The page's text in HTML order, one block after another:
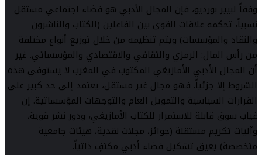
وفقاً لبيير بورديو، فإن المجال الأدبي هو فضاء اجتماعي مستقل
نسبياً، تحكمه علاقات القوى بين الفاعلين (الكتاب والناشرون
والنقاد والمؤسسات) ويتم تنظيمه من خلال توزيع أنواع مختلفة
من رأس المال: الرمزي والثقافي والاقتصادي والمؤسساتي. غير
أن المجال الأدبي الأمازيغي المكتوب في المغرب لا يستوفي هذه
الشروط إلا جزئياً. فهو مجال غير مستقل، يعتمد إلى حد كبير على
القرارات السياسية والتمويل العام والتوجهات المؤسساتية. إن
غياب سوق قابلة للاستمرار للكتاب الأمازيغي، ودور نشر قوية،
وآليات تكريم مستقلة (جوائز، مجلات نقدية، هيئات جامعية
متخصصة) يعيق تشكيل فضاء أدبي مكتفٍ ذاتياً.